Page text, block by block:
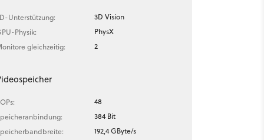
Unterstützung:
3D Vision
Physik:
PhysX
gleichzeitig:
2
48
384 Bit
192,4 GByte/s